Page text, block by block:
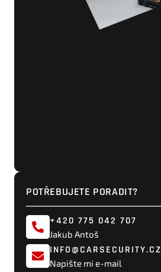
POTŘEBUJETE PORADIT?
+420 775 042 707
Jakub Antoš
INFO@CARSECURITY.CZ
Napište mi e-mail